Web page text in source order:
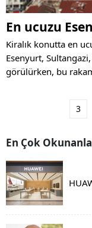
En ucuzu
Kiralık konutta en
Esenyurt,
görülürken, bu
3
En Çok